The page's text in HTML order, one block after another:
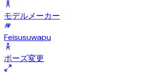
モデルメーカー
Feisusuwapu
ポーズ変更